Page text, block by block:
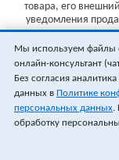
товара, его
уведомления
Указанные цены
Стоимость и
Мы используем файлы
онлайн-консультант
Без согласия
данных в Политике
персональных данных.
обработку